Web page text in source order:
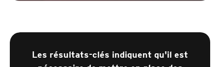
Les résultats-clés indiquent qu'il est